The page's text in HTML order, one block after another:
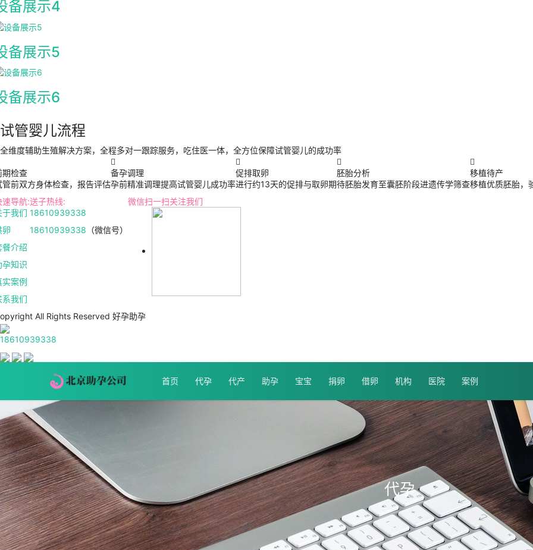
备展示4
备展示5
备展示6
试管婴儿流程
全维度辅助生殖解决方案，全程多对一跟踪服务，吃住医一体，全方位保障试管婴儿的成功率
期检查
管前双方身体检查，报告评估

备孕调理
孕前精准调理提高试管婴儿成功率

促排取卵
进行约13天的促排与取卵期

胚胎分析
待胚胎发育至囊胚阶段进遗传学筛查

移植待产
移植优质胚胎，
速导航:
于我们
卵
餐介绍
孕知识
实案例
系我们
送子热线:
18610939338
18610939338 （微信号）
微信扫一扫关注我们
All Rights Reserved 好孕助孕
18610939338
首页 代孕 代产 助孕 宝宝 捐卵 借卵 机构 医院 案例
代孕